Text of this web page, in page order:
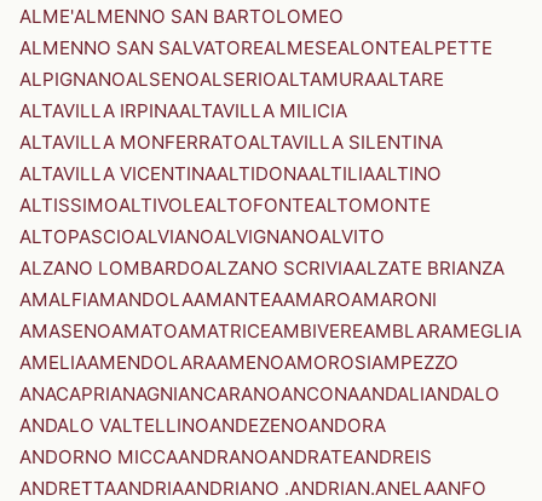
ALME'ALMENNO SAN BARTOLOMEO
ALMENNO SAN SALVATOREALMESEALONTEALPETTE
ALPIGNANOALSENOALSERIOALTAMURAALTARE
ALTAVILLA IRPINAALTAVILLA MILICIA
ALTAVILLA MONFERRATOALTAVILLA SILENTINA
ALTAVILLA VICENTINAALTIDONAALTILIAALTINO
ALTISSIMOALTIVOLEALTOFONTEALTOMONTE
ALTOPASCIOALVIANOALVIGNANOALVITO
ALZANO LOMBARDOALZANO SCRIVIAALZATE BRIANZA
AMALFIAMANDOLAAMANTEAAMAROAMARONI
AMASENOAMATOAMATRICEAMBIVEREAMBLARAMEGLIA
AMELIAAMENDOLARAAMENOAMOROSIAMPEZZO
ANACAPRIANAGNIANCARANOANCONAANDALIANDALO
ANDALO VALTELLINOANDEZENOANDORA
ANDORNO MICCAANDRANOANDRATEANDREIS
ANDRETTAANDRIAANDRIANO .ANDRIAN.ANELAANFO